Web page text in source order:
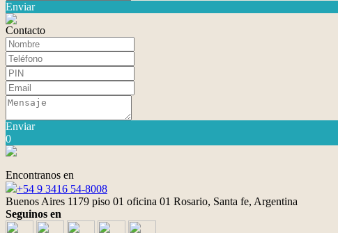
Enviar
Contacto
Enviar
0
Encontranos en
+54 9 3416 54-8008
Buenos Aires 1179 piso 01 oficina 01 Rosario, Santa fe, Argentina
Seguinos en